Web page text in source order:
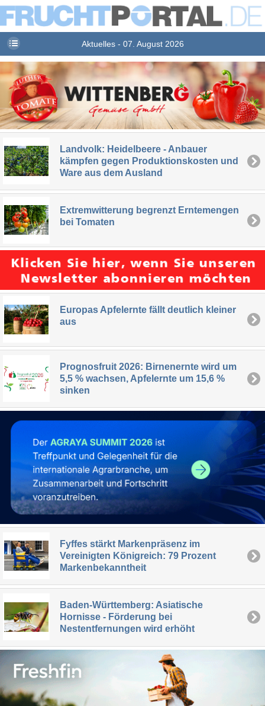
Aktuelles - 07. August 2026
Landvolk: Heidelbeere - Anbauer
kämpfen gegen Produktionskosten und
Ware aus dem Ausland
Extremwitterung begrenzt Erntemengen
bei Tomaten
Europas Apfelernte fällt deutlich kleiner
aus
Prognosfruit 2026: Birnenernte wird um
5,5 % wachsen, Apfelernte um 15,6 %
sinken
Fyffes stärkt Markenpräsenz im
Vereinigten Königreich: 79 Prozent
Markenbekanntheit
Baden-Württemberg: Asiatische
Hornisse - Förderung bei
Nestentfernungen wird erhöht